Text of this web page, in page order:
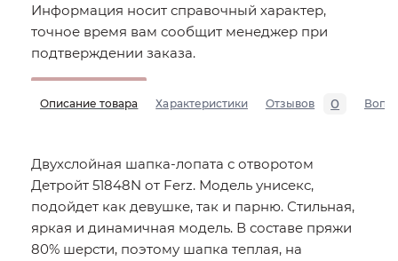
Информация носит справочный характер,
точное время вам сообщит менеджер при
подтверждении заказа.
Описание товара Характеристики Отзывов 0
Двухслойная шапка-лопата с отворотом
Детройт 51848N от Ferz. Модель унисекс,
подойдет как девушке, так и парню. Стильная,
яркая и динамичная модель. В составе пряжи
80% шерсти, поэтому шапка теплая, на